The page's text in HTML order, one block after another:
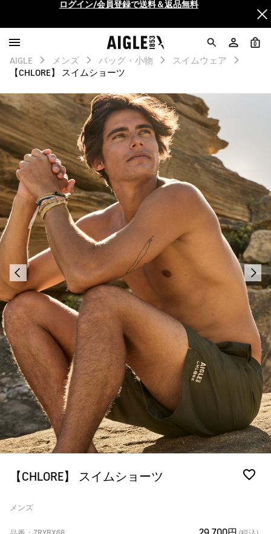
【最大50%OFF】FINAL SALEがスタート！
ログイン/会員登録で送料＆返品無料
AIGLE CLUB ポイントサービス終了のお知らせ
0
AIGLE メンズ バッグ・小物
スイムウェア
【CHLORE】 スイムショーツ
【CHLORE】 スイムショーツ
メンズ